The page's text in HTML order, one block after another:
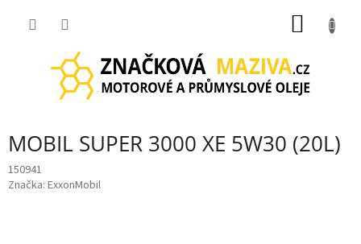
MOBIL SUPER 3000 XE 5W30 (20L)
150941
Značka: ExxonMobil